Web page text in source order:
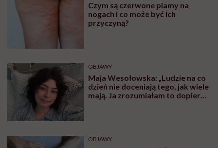
Czym są czerwone plamy na
nogach i co może być ich
przyczyną?
OBJAWY
Maja Wesołowska: „Ludzie na co
dzień nie doceniają tego, jak wiele
mają. Ja zrozumiałam to dopiero,
OBJAWY